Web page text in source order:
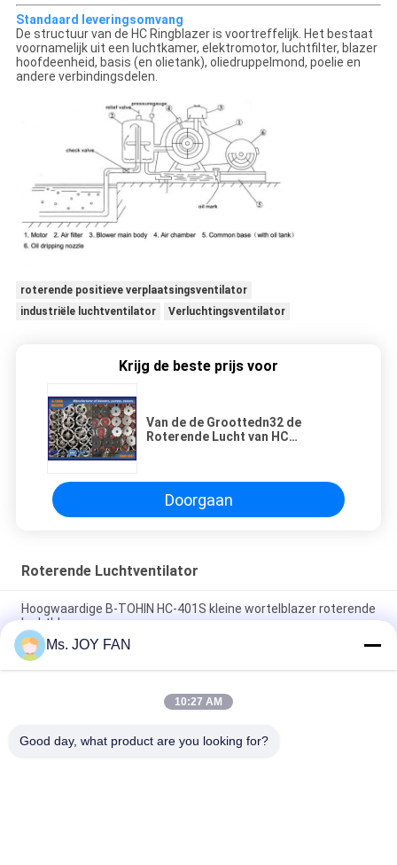
Standaard leveringsomvang
De structuur van de HC Ringblazer is voortreffelijk. Het bestaat
voornamelijk uit een luchtkamer, elektromotor, luchtfilter, blazer
hoofdeenheid, basis (en olietank), oliedruppelmond, poelie en
andere verbindingsdelen.
roterende positieve verplaatsingsventilator
industriële luchtventilator
Verluchtingsventilator
Krijg de beste prijs voor
Van de de Groottedn32 de
Roterende Lucht van HC
Doorgaan
Roterende Luchtventilator
Hoogwaardige B-TOHIN HC-401S kleine wortelblazer roterende
luchtblazer
DN80 roterende Luchtventilator, de behandelingsventilator
met geringe geluidssterkte van het verspillerwater
0.350.31m3/min Lucht Roterende Ventilator, hc-JAREN '30 V
Ms. JOY FAN
10:27 AM
Good day, what product are you looking for?